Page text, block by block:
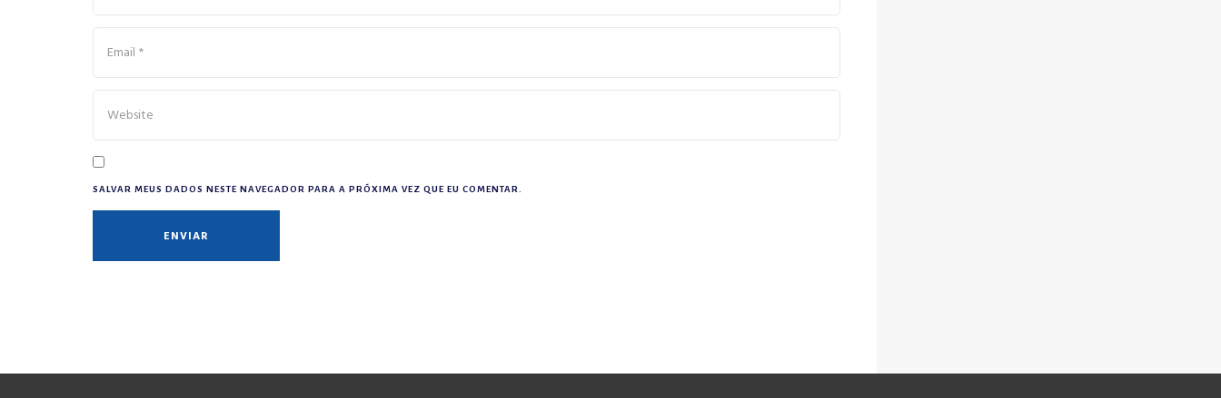
SALVAR MEUS DADOS NESTE NAVEGADOR PARA A PRÓXIMA VEZ QUE EU COMENTAR.